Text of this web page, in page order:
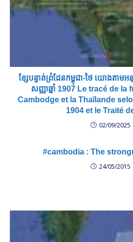
ខ្សែបន្ទាត់ព្រំដែនកម្ពុជា-ថៃ យោងតាម
សញ្ញាឆ្នាំ 1907 Le tracé de
Cambodge et la Thaïlande
1904 et le Traité
02/09/2025
#cambodia : The
24/05/2015